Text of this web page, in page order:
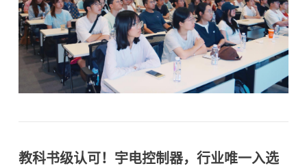
节，来自人力、市场、质量等多个部门的宇电代表围绕
企业发展历程、仪器仪表行业趋势以及核心技术与产品
应用等主题进行了系统分享，帮助同学们建立起对温控
产业从宏观到微观的全面认知。在展厅参观时，面对各
类前沿温控器产品，同学们结合所学踊跃提问，就技术
标杆，已被国家级
​教科书级认可！宇电控制器，行业唯一入选